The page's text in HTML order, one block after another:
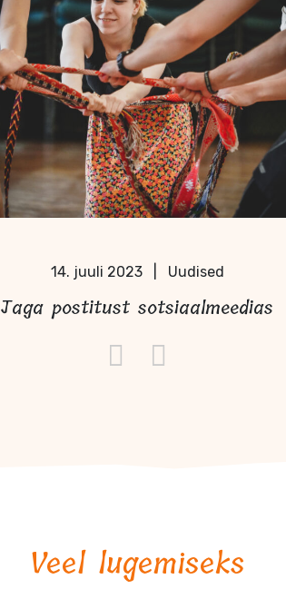
14. juuli 2023 Uudised
Jaga postitust sotsiaalmeedias
Veel lugemiseks